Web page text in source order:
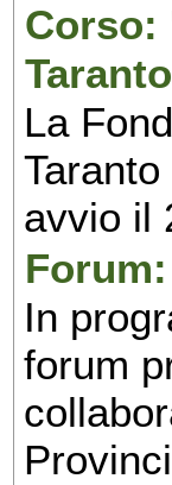
Corso:
Taranto
La
avvio il
In
forum